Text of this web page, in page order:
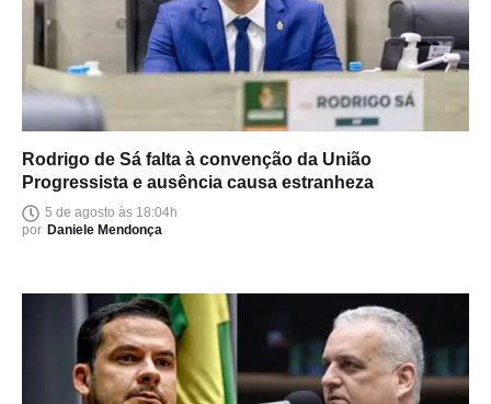
Rodrigo de Sá falta à convenção da União
Progressista e ausência causa estranheza
5 de agosto às 18:04h
por Daniele Mendonça